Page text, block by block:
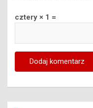
cztery × 1 =